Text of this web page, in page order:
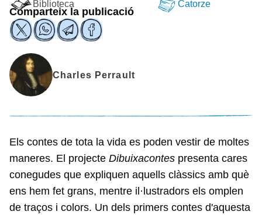
Biblioteca Catorze
Comparteix la publicació
Charles Perrault
Els contes de tota la vida es poden vestir de moltes
maneres. El projecte Dibuixacontes presenta cares
conegudes que expliquen aquells clàssics amb què
ens hem fet grans, mentre il·lustradors els omplen
de traços i colors. Un dels primers contes d'aquesta